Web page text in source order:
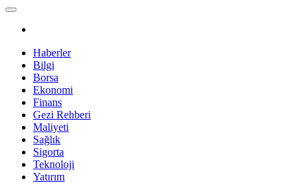
Haberler
Bilgi
Borsa
Ekonomi
Finans
Gezi Rehberi
Maliyeti
Sağlık
Sigorta
Teknoloji
Yatırım